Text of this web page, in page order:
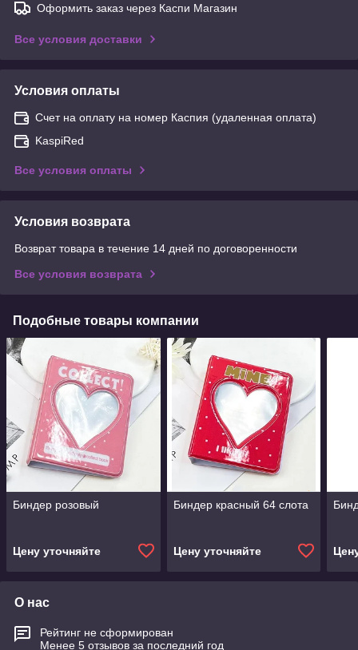
Оформить заказ через Каспи Магазин
Все условия доставки
Условия оплаты
Счет на оплату на номер Каспия (удаленная оплата)
KaspiRed
Все условия оплаты
Условия возврата
Возврат товара в течение 14 дней по договоренности
Все условия возврата
Подобные товары компании
Биндер розовый
Цену уточняйте
Биндер красный 64 слота
Цену уточняйте
О нас
Рейтинг не сформирован
Менее 5 отзывов за последний год